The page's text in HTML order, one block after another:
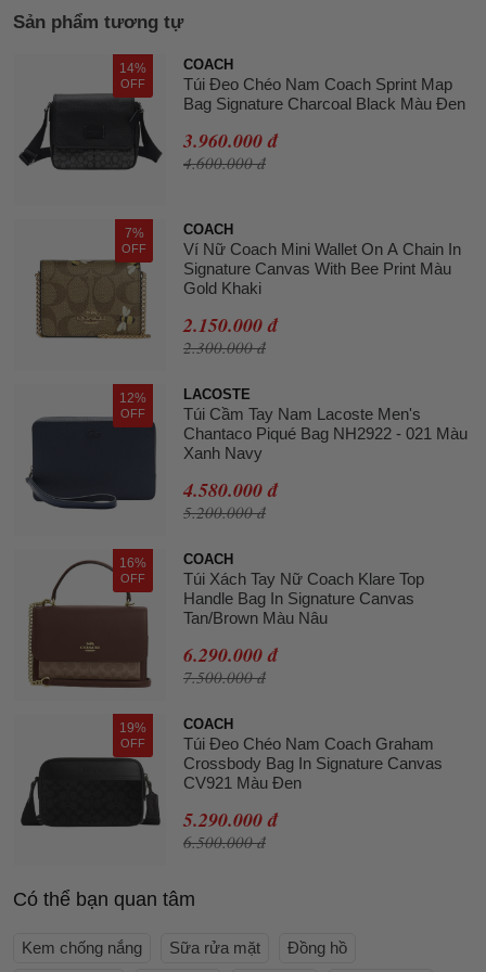
Sản phẩm tương tự
14%
OFF
COACH
Túi Đeo Chéo Nam Coach Sprint Map
Bag Signature Charcoal Black Màu Đen
3.960.000 đ
4.600.000 đ
7%
OFF
COACH
Ví Nữ Coach Mini Wallet On A Chain In
Signature Canvas With Bee Print Màu
Gold Khaki
2.150.000 đ
2.300.000 đ
12%
OFF
LACOSTE
Túi Cầm Tay Nam Lacoste Men's
Chantaco Piqué Bag NH2922 - 021 Màu
Xanh Navy
4.580.000 đ
5.200.000 đ
16%
OFF
COACH
Túi Xách Tay Nữ Coach Klare Top
Handle Bag In Signature Canvas
Tan/Brown Màu Nâu
6.290.000 đ
7.500.000 đ
19%
OFF
COACH
Túi Đeo Chéo Nam Coach Graham
Crossbody Bag In Signature Canvas
CV921 Màu Đen
5.290.000 đ
6.500.000 đ
Có thể bạn quan tâm
Kem chống nắng Sữa rửa mặt Đồng hồ